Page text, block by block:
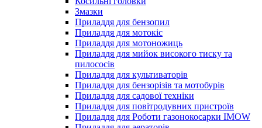
Змазки
Приладдя для бензопил
Приладдя для мотокіс
Приладдя для мотоножиць
Приладдя для мийок високого тиску та
пилососів
Приладдя для культиваторів
Приладдя для бензорізів та мотобурів
Приладдя для садової техніки
Приладдя для повітродувних пристроїв
Приладдя для Роботи газонокосарки IMOW